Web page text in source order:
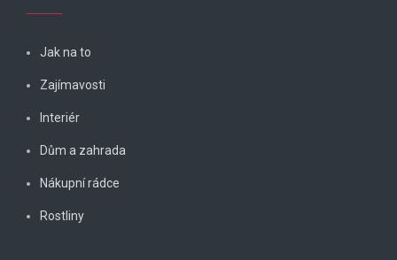
Jak na to
Zajímavosti
Interiér
Dům a zahrada
Nákupní rádce
Rostliny